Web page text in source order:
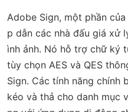
Adobe Sign, một phần
p dẫn các nhà đấu giá xử
ình ảnh. Nó hỗ trợ chữ ký
tùy chọn AES và QES
Sign. Các tính năng chính
kéo và thả cho danh mục